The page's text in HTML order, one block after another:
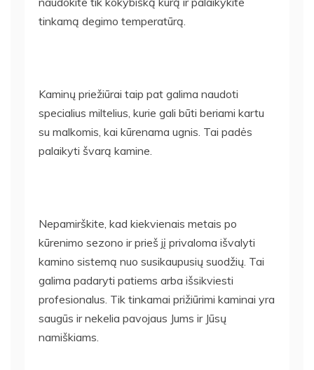
tinkamą degimo temperatūrą.
Kaminų priežiūrai taip pat galima naudoti
specialius miltelius, kurie gali būti beriami kartu
su malkomis, kai kūrenama ugnis. Tai padės
palaikyti švarą kamine.
Nepamirškite, kad kiekvienais metais po
kūrenimo sezono ir prieš jį privaloma išvalyti
kamino sistemą nuo susikaupusių suodžių. Tai
galima padaryti patiems arba išsikviesti
profesionalus. Tik tinkamai prižiūrimi kaminai yra
saugūs ir nekelia pavojaus Jums ir Jūsų
namiškiams.